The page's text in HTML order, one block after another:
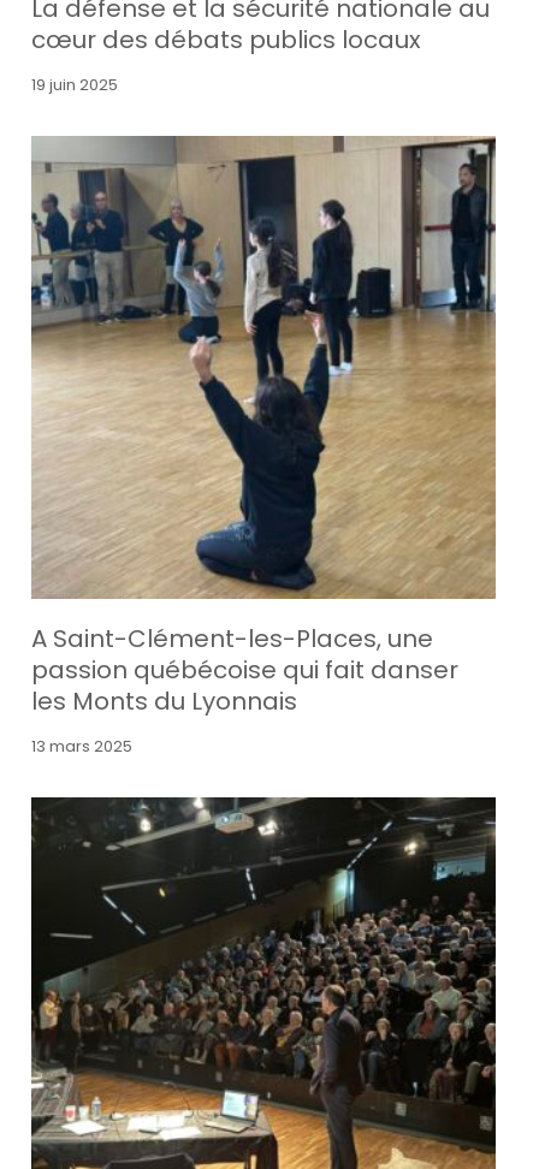
La défense et la sécurité nationale au
cœur des débats publics locaux
19 juin 2025
A Saint-Clément-les-Places, une
passion québécoise qui fait danser
les Monts du Lyonnais
13 mars 2025